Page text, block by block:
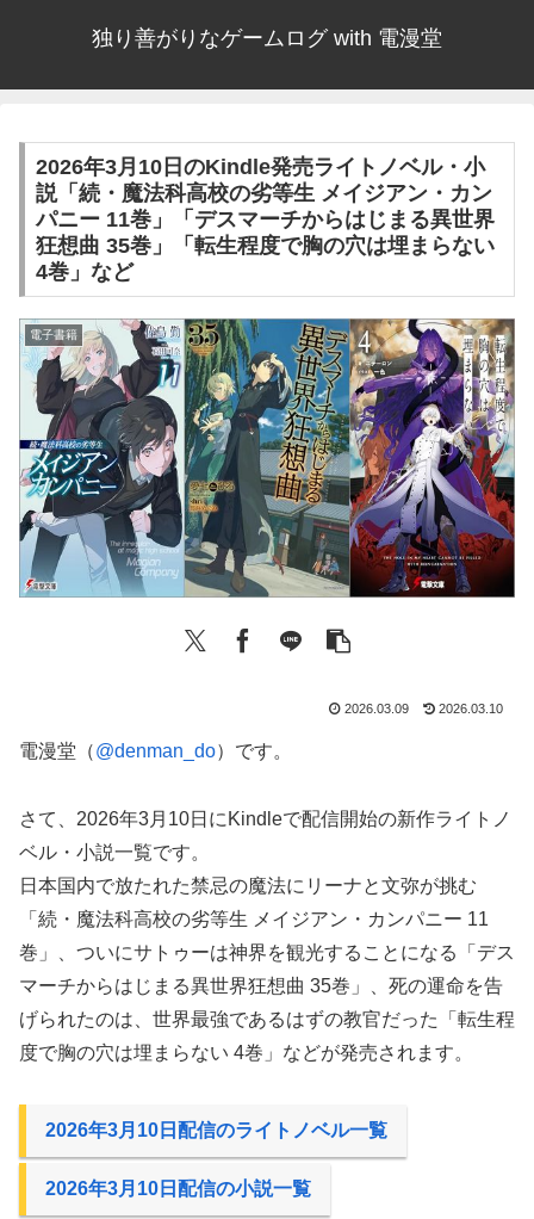
独り善がりなゲームログ with 電漫堂
2026年3月10日のKindle発売ライトノベル・小
説「続・魔法科高校の劣等生 メイジアン・カン
パニー 11巻」「デスマーチからはじまる異世界
狂想曲 35巻」「転生程度で胸の穴は埋まらない
4巻」など
電子書籍
2026.03.09 2026.03.10
電漫堂（@denman_do）です。
さて、2026年3月10日にKindleで配信開始の新作ライトノ
ベル・小説一覧です。
日本国内で放たれた禁忌の魔法にリーナと文弥が挑む
「続・魔法科高校の劣等生 メイジアン・カンパニー 11
巻」、ついにサトゥーは神界を観光することになる「デス
マーチからはじまる異世界狂想曲 35巻」、死の運命を告
げられたのは、世界最強であるはずの教官だった「転生程
度で胸の穴は埋まらない 4巻」などが発売されます。
2026年3月10日配信のライトノベル一覧
2026年3月10日配信の小説一覧